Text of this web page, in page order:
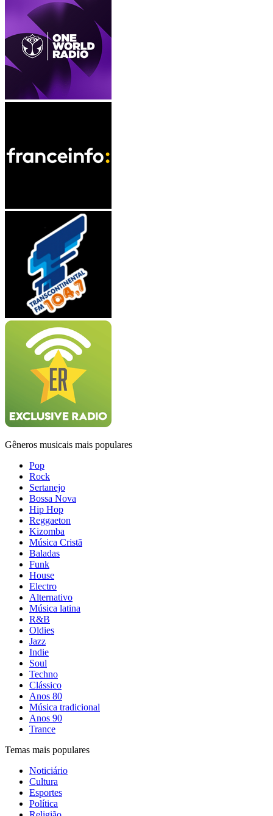
Gêneros musicais mais populares
Pop
Rock
Sertanejo
Bossa Nova
Hip Hop
Reggaeton
Kizomba
Música Cristã
Baladas
Funk
House
Electro
Alternativo
Música latina
R&B
Oldies
Jazz
Indie
Soul
Techno
Clássico
Anos 80
Música tradicional
Anos 90
Trance
Temas mais populares
Noticiário
Cultura
Esportes
Política